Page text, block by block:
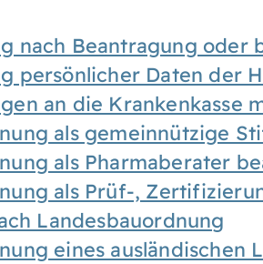
nach Beantragung oder
persönlicher Daten der
an die Krankenkasse
als gemeinnützige
als Pharmaberater
als Prüf-,
Landesbauordnung
eines ausländischen